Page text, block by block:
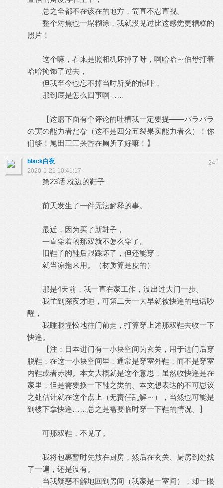
总之全都不在该在的地方，简直不忍直视。
整个对焦也一塌糊涂，我就没见过比这感觉更糟糕的
照片！
这个嘛，看来是照相机坏掉了呀，啊哈哈～伯母打着
哈哈掩饰了过去，
但我至今也忘不掉当时所受的惊吓，
那到底是怎么回事啊……
【这篇下面有个评论的吐槽我一定要提——バラバラ
の実の能力者だな（这不是四分五裂果实能力者么）！你
们够！尾田三三哭昏在厕所了好嘛！】
24#
black白夜
2020-1-21 10:41:17
第23话 枕边的鞋子
前天发生了一件无法解释的事。
最近，因为买了新鞋子，
一直穿着的那双就不怎么穿了。
旧鞋子的鞋后跟踩坏了，但还能穿，
就当凉拖来用。（材质算是皮的）
那是4天前，我一直在家工作，没出过大门一步。
我忙到深夜才睡，可第二天一大早就被快递的电话吵
醒，
我睡眼惺忪地往门前走，打算穿上述那双鞋去收一下
快递。
【注：日本进门有一小块空间为玄关，用于进门后穿
脱鞋，在这一小块空间里，通常是穿室外鞋，而不是穿室
内鞋或者赤脚。本文大概就是这个意思，虽然收快递是在
家里，但是需要换一下鞋之类的。本文想表达的不可思议
之处估计就在这个点上（无责任乱解～），当然也可能是
到楼下拿快递……总之是需要临时穿一下鞋的情况。】
可那双鞋，不见了。
我将包裹暂时先放在厨房，然后在玄关、厨房到处找
了一遍，还是没有。
当我疑惑不解地回到房间（我家是一室间），却一眼